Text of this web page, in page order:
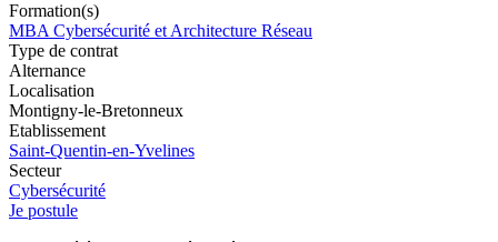
Formation(s)
MBA Cybersécurité et Architecture Réseau
Type de contrat
Alternance
Localisation
Montigny-le-Bretonneux
Etablissement
Saint-Quentin-en-Yvelines
Secteur
Cybersécurité
Je postule